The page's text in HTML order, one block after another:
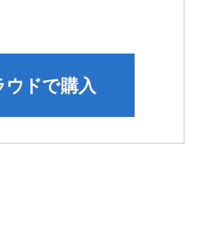
ウドで購入